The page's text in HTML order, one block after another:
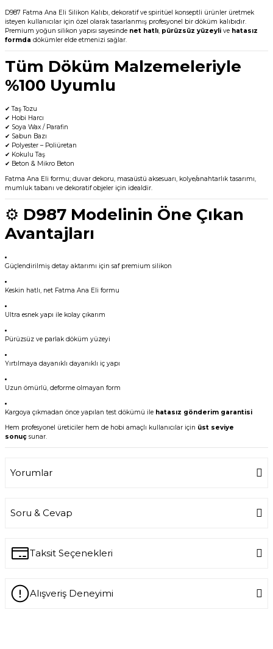
D987 Fatma Ana Eli Silikon Kalıbı, dekoratif ve spiritüel konseptli ürünler üretmek
isteyen kullanıcılar için özel olarak tasarlanmış profesyonel bir döküm kalıbıdır.
Premium yoğun silikon yapısı sayesinde net hatlı, pürüzsüz yüzeyli ve hatasız
formda dökümler elde etmenizi sağlar.
Tüm Döküm Malzemeleriyle
%100 Uyumlu
✔ Taş Tozu
✔ Hobi Harcı
✔ Soya Wax / Parafin
✔ Sabun Bazı
✔ Polyester – Poliüretan
✔ Kokulu Taş
✔ Beton & Mikro Beton
Fatma Ana Eli formu; duvar dekoru, masaüstü aksesuarı, kolye/anahtarlık tasarımı,
mumluk tabanı ve dekoratif objeler için idealdir.
⚙️ D987 Modelinin Öne Çıkan
Avantajları
Güçlendirilmiş detay aktarımı için saf premium silikon
Keskin hatlı, net Fatma Ana Eli formu
Ultra esnek yapı ile kolay çıkarım
Pürüzsüz ve parlak döküm yüzeyi
Yırtılmaya dayanıklı dayanıklı iç yapı
Uzun ömürlü, deforme olmayan form
Kargoya çıkmadan önce yapılan test dökümü ile hatasız gönderim garantisi
Hem profesyonel üreticiler hem de hobi amaçlı kullanıcılar için üst seviye
sonuç sunar.
Yorumlar
Soru & Cevap
Ürün hakkında henüz soru sorulmamış.
Ask a Question
Taksit Seçenekleri
Alışveriş Deneyimi